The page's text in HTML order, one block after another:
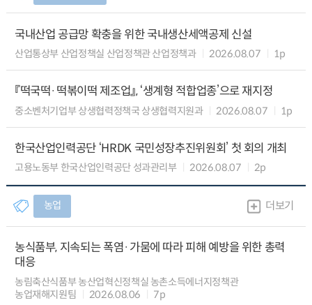
국내산업 공급망 확충을 위한 국내생산세액공제 신설
산업통상부 산업정책실 산업정책관 산업정책과 2026.08.07 1p
『떡국떡·떡볶이떡 제조업』, ‘생계형 적합업종’으로 재지정
중소벤처기업부 상생협력정책국 상생협력지원과 2026.08.07 1p
한국산업인력공단 ‘HRDK 국민성장추진위원회’ 첫 회의 개최
고용노동부 한국산업인력공단 성과관리부 2026.08.07 2p
농업 더보기
농식품부, 지속되는 폭염·가뭄에 따라 피해 예방을 위한 총력
대응
농림축산식품부 농산업혁신정책실 농촌소득에너지정책관
농업재해지원팀
2026.08.06 7p